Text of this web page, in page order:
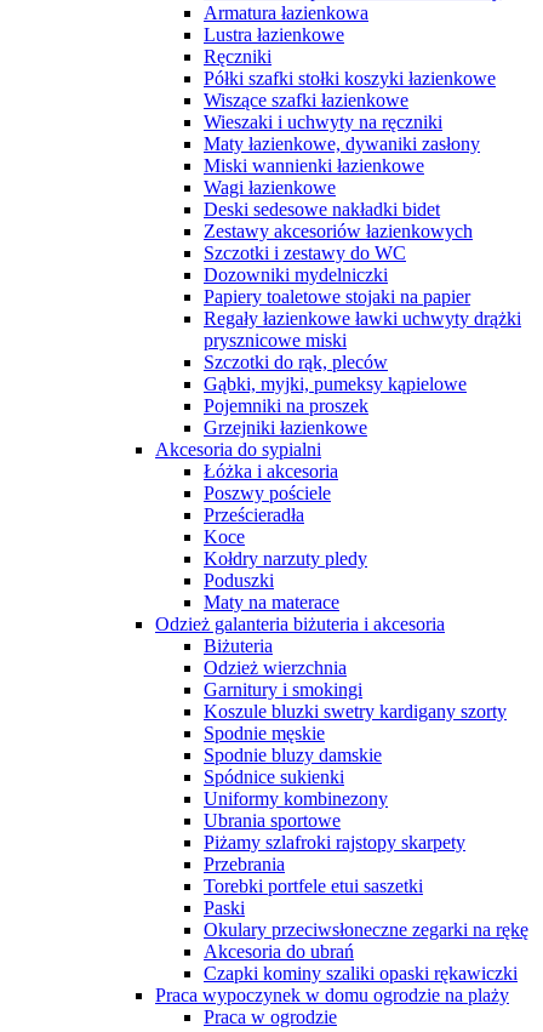
Armatura łazienkowa
Lustra łazienkowe
Ręczniki
Półki szafki stołki koszyki łazienkowe
Wiszące szafki łazienkowe
Wieszaki i uchwyty na ręczniki
Maty łazienkowe, dywaniki zasłony
Miski wannienki łazienkowe
Wagi łazienkowe
Deski sedesowe nakładki bidet
Zestawy akcesoriów łazienkowych
Szczotki i zestawy do WC
Dozowniki mydelniczki
Papiery toaletowe stojaki na papier
Regały łazienkowe ławki uchwyty drążki
prysznicowe miski
Szczotki do rąk, pleców
Gąbki, myjki, pumeksy kąpielowe
Pojemniki na proszek
Grzejniki łazienkowe
Akcesoria do sypialni
Łóżka i akcesoria
Poszwy pościele
Prześcieradła
Koce
Kołdry narzuty pledy
Poduszki
Maty na materace
Odzież galanteria biżuteria i akcesoria
Biżuteria
Odzież wierzchnia
Garnitury i smokingi
Koszule bluzki swetry kardigany szorty
Spodnie męskie
Spodnie bluzy damskie
Spódnice sukienki
Uniformy kombinezony
Ubrania sportowe
Piżamy szlafroki rajstopy skarpety
Przebrania
Torebki portfele etui saszetki
Paski
Okulary przeciwsłoneczne zegarki na rękę
Akcesoria do ubrań
Czapki kominy szaliki opaski rękawiczki
Praca wypoczynek w domu ogrodzie na plaży
Praca w ogrodzie